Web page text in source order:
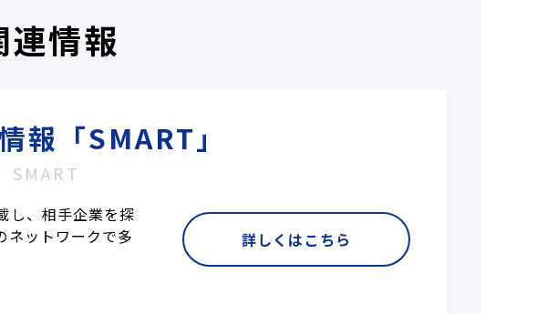
連情報
報「SMART」
SMART
し、相手企業を探
ネットワークで多
詳しくはこちら